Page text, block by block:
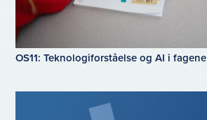
OS11: Teknologiforståelse og AI i fagene